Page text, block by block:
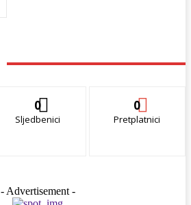
0
Sljedbenici
0
Pretplatnici
- Advertisement -